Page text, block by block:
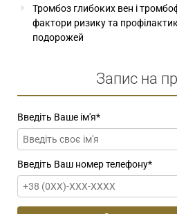
Тромбоз глибоких вен і
фактори ризику та
подорожей
Запис на
Введіть Ваше ім'я*
Введіть Ваш номер телефону*